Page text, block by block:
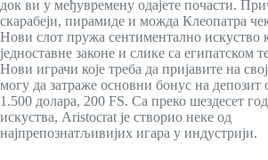
док ви у међувремену одајете почасти.
скарабеји, пирамиде и можда Клеопатра
Нови слот пружа сентиментално искуство
једноставне законе и слике са египатском
Нови играчи које треба да пријавите на
могу да затраже основни бонус на депозит
1.500 долара, 200 FS. Са преко шездесет
искуства, Aristocrat је створио неке од
најпрепознатљивијих игара у индустрији.